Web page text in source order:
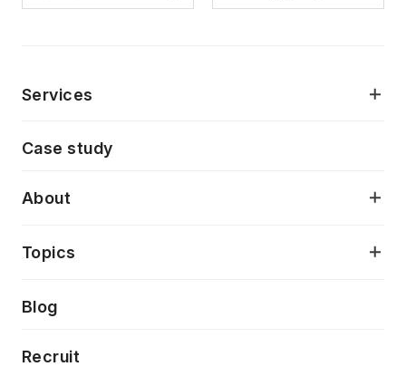
Services
AI駆動開発支援
モダナイゼーション
特徴量エンジニアリングと生成AI
フロントエンド開発
Case study
About
当社が目指しているもの
Topics
Press release
News
Blog
Recruit